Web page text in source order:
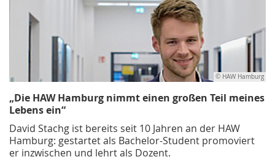
© HAW Hamburg
„Die HAW Hamburg nimmt einen großen Teil meines
Lebens ein“
David Stachg ist bereits seit 10 Jahren an der HAW
Hamburg: gestartet als Bachelor-Student promoviert
er inzwischen und lehrt als Dozent.